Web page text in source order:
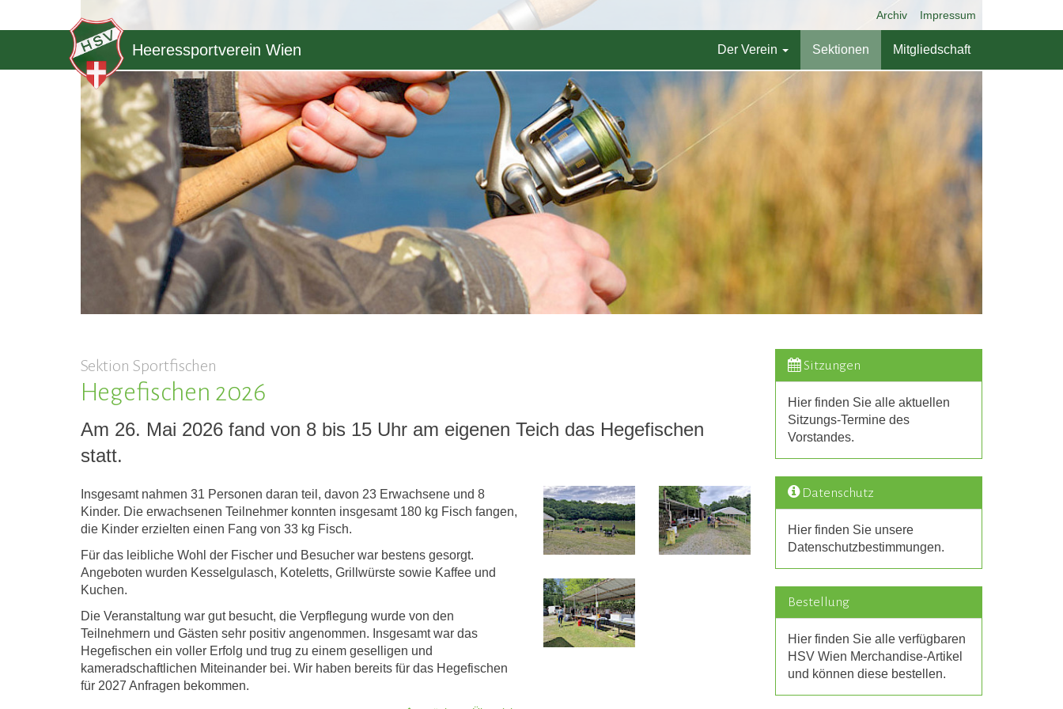
Archiv Impressum
Heeressportverein Wien Der Verein Sektionen Mitgliedschaft
Sektion Sportfischen
Hegefischen 2026
Am 26. Mai 2026 fand von 8 bis 15 Uhr am eigenen Teich das Hegefischen
statt.
Insgesamt nahmen 31 Personen daran teil, davon 23 Erwachsene und 8
Kinder. Die erwachsenen Teilnehmer konnten insgesamt 180 kg Fisch fangen,
die Kinder erzielten einen Fang von 33 kg Fisch.
Für das leibliche Wohl der Fischer und Besucher war bestens gesorgt.
Angeboten wurden Kesselgulasch, Koteletts, Grillwürste sowie Kaffee und
Kuchen.
Die Veranstaltung war gut besucht, die Verpflegung wurde von den
Teilnehmern und Gästen sehr positiv angenommen. Insgesamt war das
Hegefischen ein voller Erfolg und trug zu einem geselligen und
kameradschaftlichen Miteinander bei. Wir haben bereits für das Hegefischen
für 2027 Anfragen bekommen.
Sitzungen
Hier finden Sie alle aktuellen
Sitzungs-Termine des
Vorstandes.
Datenschutz
Hier finden Sie unsere
Datenschutzbestimmungen.
Bestellung
Hier finden Sie alle verfügbaren
HSV Wien Merchandise-Artikel
und können diese bestellen.